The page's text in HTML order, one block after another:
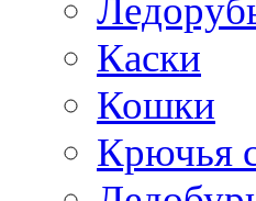
Каски
Кошки
Крючья